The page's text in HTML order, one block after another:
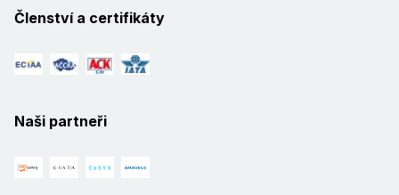
Členství a certifikáty
Naši partneři